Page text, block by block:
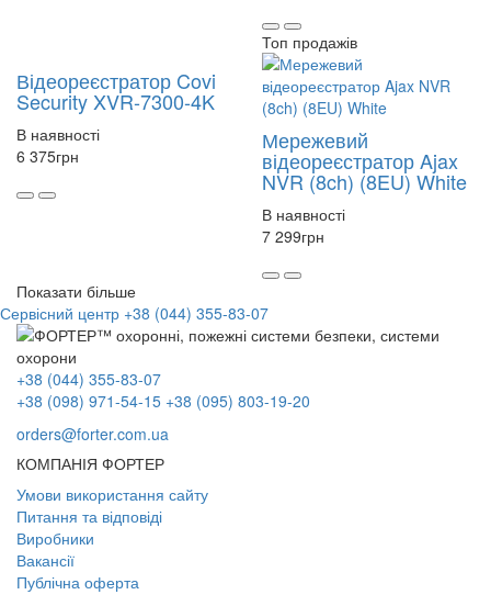
Відеореєстратор Covi
Security XVR-7300-4K
В наявності
6 375грн
Топ продажів
Мережевий
відеореєстратор Ajax
NVR (8ch) (8EU) White
В наявності
7 299грн
Показати більше
Сервісний центр +38 (044) 355-83-07
+38 (044) 355-83-07
+38 (098) 971-54-15 +38 (095) 803-19-20
orders@forter.com.ua
КОМПАНІЯ ФОРТЕР
Умови використання сайту
Питання та відповіді
Виробники
Вакансії
Публічна оферта